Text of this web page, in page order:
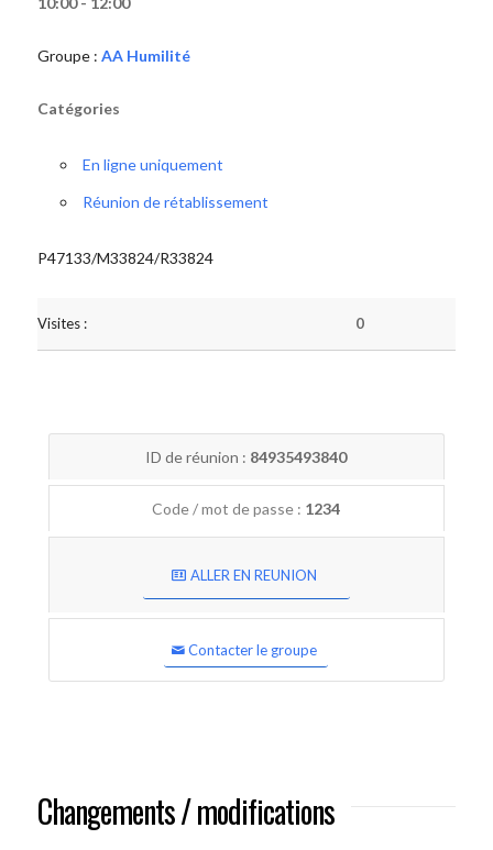
Groupe : AA Humilité
Catégories
En ligne uniquement
Réunion de rétablissement
P47133/M33824/R33824
Visites : 0
ID de réunion : 84935493840
Code / mot de passe : 1234
ALLER EN REUNION
Contacter le groupe
Changements / modifications